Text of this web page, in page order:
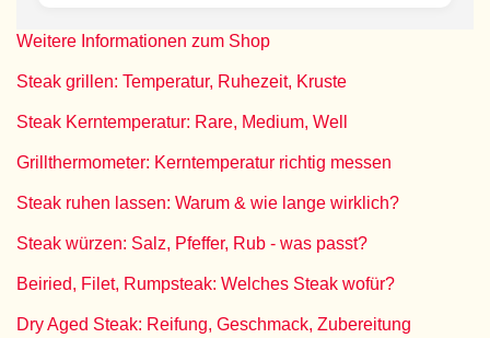
Weitere Informationen zum Shop
Steak grillen: Temperatur, Ruhezeit, Kruste
Steak Kerntemperatur: Rare, Medium, Well
Grillthermometer: Kerntemperatur richtig messen
Steak ruhen lassen: Warum & wie lange wirklich?
Steak würzen: Salz, Pfeffer, Rub - was passt?
Beiried, Filet, Rumpsteak: Welches Steak wofür?
Dry Aged Steak: Reifung, Geschmack, Zubereitung